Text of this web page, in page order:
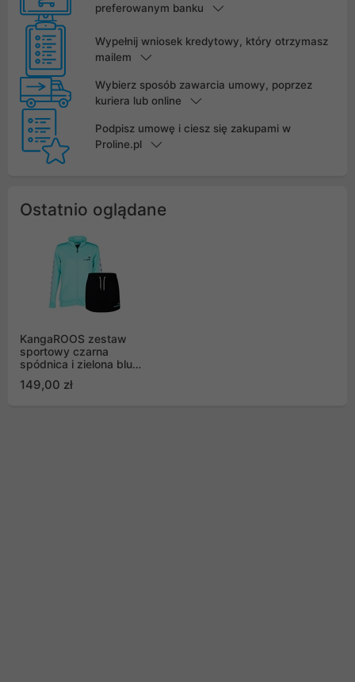
preferowanym banku
Wypełnij wniosek kredytowy, który otrzymasz
mailem
Wybierz sposób zawarcia umowy, poprzez
kuriera lub online
Podpisz umowę i ciesz się zakupami w
Proline.pl
Ostatnio oglądane
KangaROOS zestaw
sportowy czarna
spódnica i zielona bluza
149,00 zł